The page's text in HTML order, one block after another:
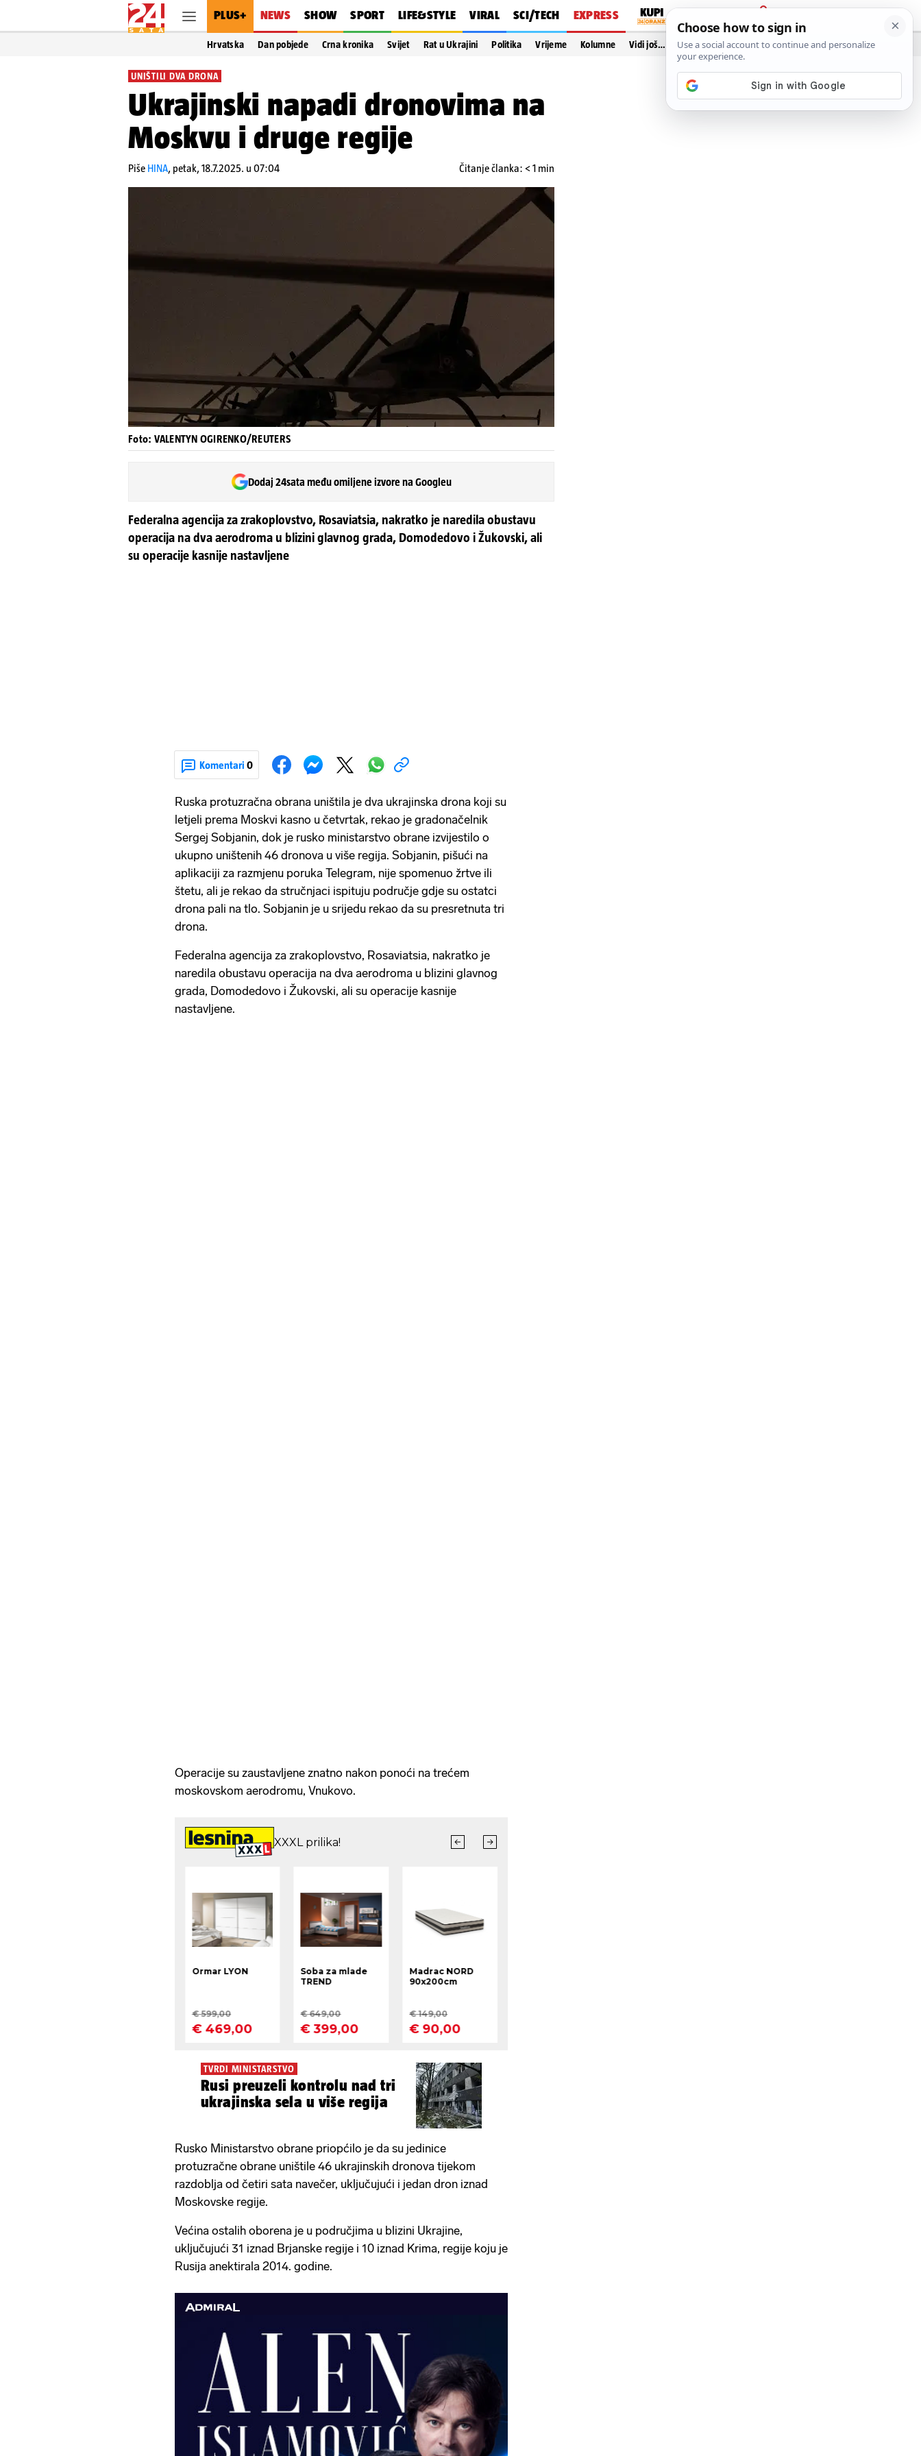
PLUS+ NEWS SHOW SPORT LIFE&STYLE VIRAL SCI/TECH EXPRESS
PRIJAVA
Hrvatska Dan pobjede Crna kronika Svijet Rat u Ukrajini Politika Vrijeme Kolumne Vidi još…
UNIŠTILI DVA DRONA
Ukrajinski napadi dronovima na
Moskvu i druge regije
Piše HINA, petak, 18.7.2025. u 07:04 Čitanje članka: < 1 min
Foto: VALENTYN OGIRENKO/REUTERS
Dodaj 24sata među omiljene izvore na Googleu
Federalna agencija za zrakoplovstvo, Rosaviatsia, nakratko je naredila obustavu
operacija na dva aerodroma u blizini glavnog grada, Domodedovo i Žukovski, ali
su operacije kasnije nastavljene
Komentari 0
Ruska protuzračna obrana uništila je dva ukrajinska drona koji su
letjeli prema Moskvi kasno u četvrtak, rekao je gradonačelnik
Sergej Sobjanin, dok je rusko ministarstvo obrane izvijestilo o
ukupno uništenih 46 dronova u više regija. Sobjanin, pišući na
aplikaciji za razmjenu poruka Telegram, nije spomenuo žrtve ili
štetu, ali je rekao da stručnjaci ispituju područje gdje su ostatci
drona pali na tlo. Sobjanin je u srijedu rekao da su presretnuta tri
drona.
Federalna agencija za zrakoplovstvo, Rosaviatsia, nakratko je
naredila obustavu operacija na dva aerodroma u blizini glavnog
grada, Domodedovo i Žukovski, ali su operacije kasnije
nastavljene.
Operacije su zaustavljene znatno nakon ponoći na trećem
moskovskom aerodromu, Vnukovo.
TVRDI MINISTARSTVO
Rusi preuzeli kontrolu nad tri
ukrajinska sela u više regija
Rusko Ministarstvo obrane priopćilo je da su jedinice
protuzračne obrane uništile 46 ukrajinskih dronova tijekom
razdoblja od četiri sata navečer, uključujući i jedan dron iznad
Moskovske regije.
Većina ostalih oborena je u područjima u blizini Ukrajine,
uključujući 31 iznad Brjanske regije i 10 iznad Krima, regije koju je
Rusija anektirala 2014. godine.